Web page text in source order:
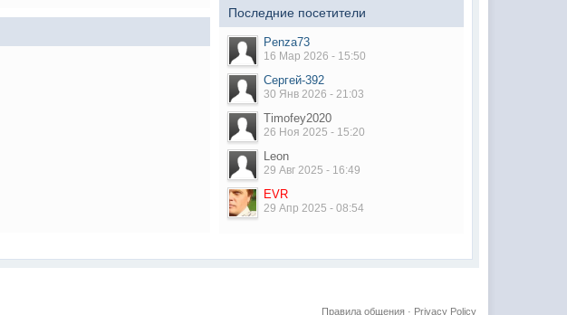
Последние посетители
Penza73
16 Мар 2026 - 15:50
Сергей-392
30 Янв 2026 - 21:03
Timofey2020
26 Ноя 2025 - 15:20
Leon
29 Авг 2025 - 16:49
EVR
29 Апр 2025 - 08:54
Privacy Policy
Правила общения·